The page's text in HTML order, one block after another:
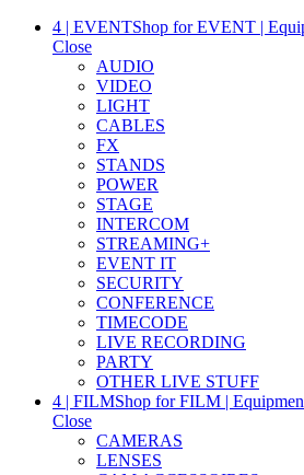
4 | EVENTShop for EVENT |
Close
AUDIO
VIDEO
LIGHT
CABLES
FX
STANDS
POWER
STAGE
INTERCOM
STREAMING+
EVENT IT
SECURITY
CONFERENCE
TIMECODE
LIVE RECORDING
PARTY
OTHER LIVE STUFF
4 | FILMShop for FILM |
Close
CAMERAS
LENSES